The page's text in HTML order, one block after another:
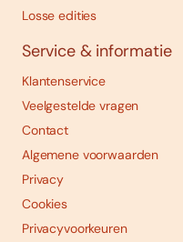
Losse edities
Service & informatie
Klantenservice
Veelgestelde vragen
Contact
Algemene voorwaarden
Privacy
Cookies
Privacyvoorkeuren